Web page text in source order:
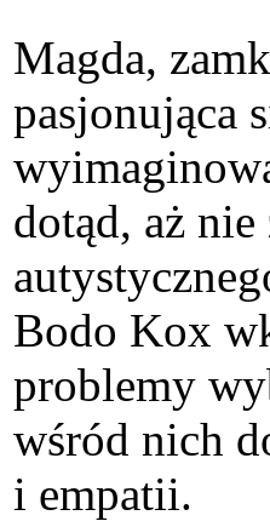
Magda,
pasjonująca
dotąd, aż
Bodo Kox
problemy
wśród nich
i empatii.